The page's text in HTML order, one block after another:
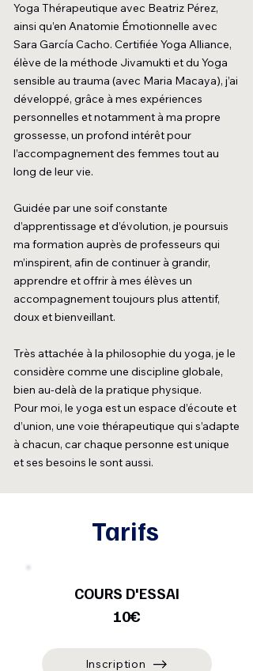
Yoga Thérapeutique avec Beatriz Pérez,
ainsi qu’en Anatomie Émotionnelle avec
Sara García Cacho. Certifiée Yoga Alliance,
élève de la méthode Jivamukti et du Yoga
sensible au trauma (avec Maria Macaya), j’ai
développé, grâce à mes expériences
personnelles et notamment à ma propre
grossesse, un profond intérêt pour
l’accompagnement des femmes tout au
long de leur vie.
Guidée par une soif constante
d’apprentissage et d’évolution, je poursuis
ma formation auprès de professeurs qui
m’inspirent, afin de continuer à grandir,
apprendre et offrir à mes élèves un
accompagnement toujours plus attentif,
doux et bienveillant.
Très attachée à la philosophie du yoga, je le
considère comme une discipline globale,
bien au-delà de la pratique physique.
Pour moi, le yoga est un espace d’écoute et
d’union, une voie thérapeutique qui s’adapte
à chacun, car chaque personne est unique
et ses besoins le sont aussi.
Tarifs
COURS D'ESSAI
10€
Inscription